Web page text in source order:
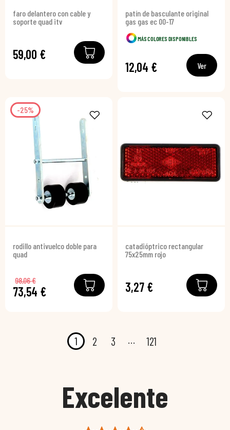
faro delantero con cable y
soporte quad itv
59,00 €
patín de basculante original
gas gas ec 00-17
MÁS COLORES DISPONIBLES
12,04 € Ver
-25%
rodillo antivuelco doble para
quad
73,54 €
98,06 €
catadióptrico rectangular
75x25mm rojo
3,27 €
1 2 3 121
Excelente